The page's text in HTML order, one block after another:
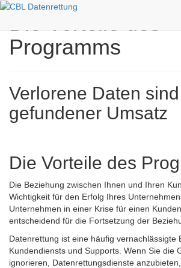
Programms
Verlorene Daten sind
gefundener Umsatz
Die Vorteile des
Die Beziehung zwischen Ihnen und Ihren
Wichtigkeit für den Erfolg Ihres
Unternehmen in einer Krise für einen
entscheidend für die Fortsetzung der
Datenrettung ist eine häufig vernachlässigte
Kundendiensts und Supports. Wenn Sie die
ignorieren, Datenrettungsdienste